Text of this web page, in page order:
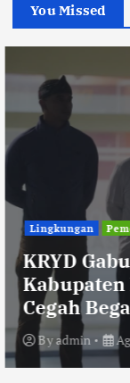
You Missed
TNI POLRI
Polisi
Viral di
dari
Byadmin